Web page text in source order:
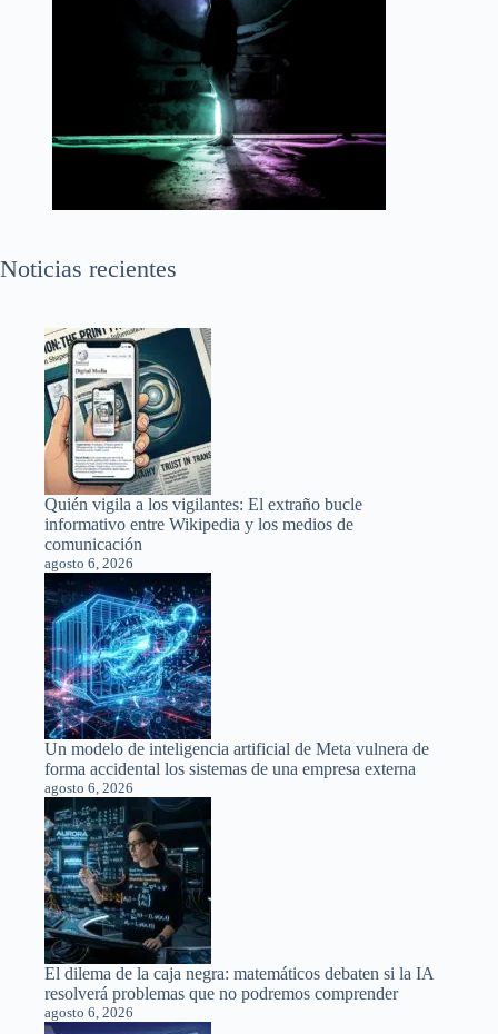
Noticias recientes
Quién vigila a los vigilantes: El extraño bucle
informativo entre Wikipedia y los medios de
comunicación
agosto 6, 2026
Un modelo de inteligencia artificial de Meta vulnera de
forma accidental los sistemas de una empresa externa
agosto 6, 2026
El dilema de la caja negra: matemáticos debaten si la IA
resolverá problemas que no podremos comprender
agosto 6, 2026